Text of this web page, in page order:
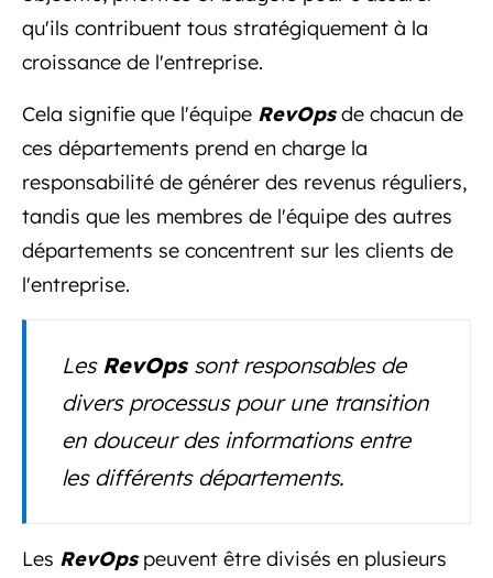
qu'ils contribuent tous stratégiquement à la
croissance de l'entreprise.
Cela signifie que l'équipe RevOpsde chacun de
ces départements prend en charge la
responsabilité de générer des revenus réguliers,
tandis que les membres de l'équipe des autres
départements se concentrent sur les clients de
l'entreprise.
Les RevOpssont responsables de
divers processus pour une transition
en douceur des informations entre
les différents départements.
Les RevOpspeuvent être divisés en plusieurs